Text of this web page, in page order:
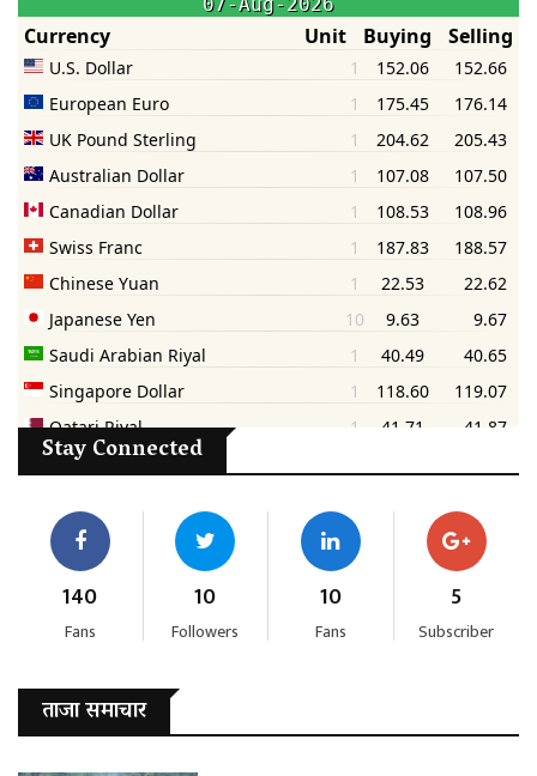
Stay Connected
140
Fans
10
Followers
10
Fans
5
Subscriber
ताजा समाचार